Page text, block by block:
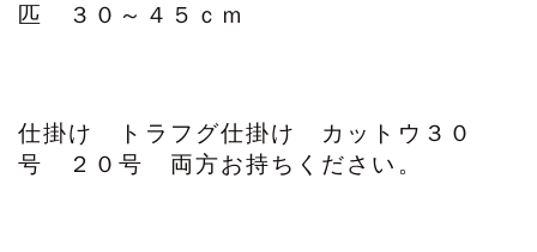
匹 ３０～４５ｃｍ
仕掛け トラフグ仕掛け カットウ３０
号 ２０号 両方お持ちください。